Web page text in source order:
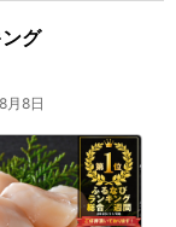
グ
月8日